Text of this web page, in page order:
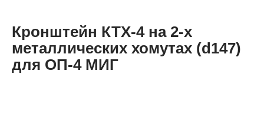
Кронштейн КТХ-4 на 2-х
металлических хомутах (d147)
для ОП-4 МИГ